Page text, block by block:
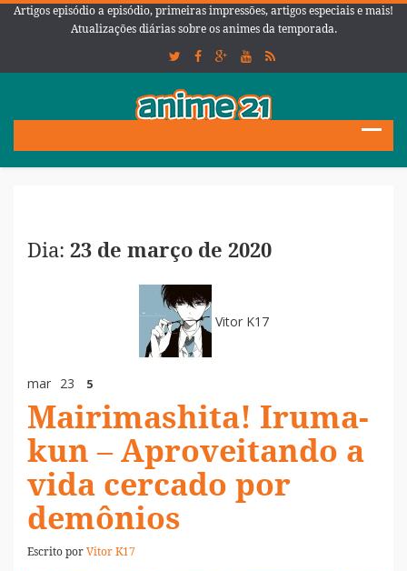
Artigos episódio a episódio, primeiras impressões, artigos especiais e mais!
Atualizações diárias sobre os animes da temporada.
Dia: 23 de março de 2020
Vitor K17
mar 23 5
Mairimashita! Iruma-
kun – Aproveitando a
vida cercado por
demônios
Escrito porVitor K17